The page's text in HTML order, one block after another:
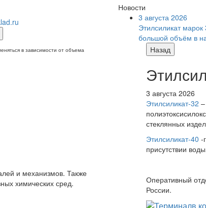
в зависимости от объема
и механизмов. Также
химических сред.
Новости
3 августа 2026
Этилсиликат марок
большой объём в
Назад
3 августа 2026
Этилсиликат-32
стеклянных
Этилсиликат-40 -
присутствии
Оперативный
России.